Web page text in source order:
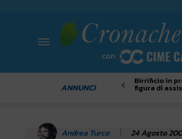
ANNUNCI
Birrificio in
figura di
Andrea Turco 24 Agosto